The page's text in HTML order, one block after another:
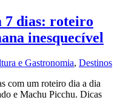
7 dias: roteiro
inesquecível
e Gastronomia, Destinos
com um roteiro dia a dia
e Machu Picchu. Dicas